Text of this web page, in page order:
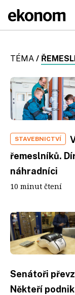
TÉMA /
STAVEBNICTVÍ
řemeslníků.
náhradníci
10 minut čtení
Senátoři
Někteří